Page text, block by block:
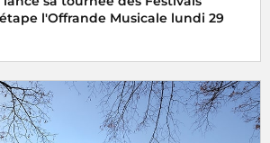
l'Offrande Musicale lundi 29